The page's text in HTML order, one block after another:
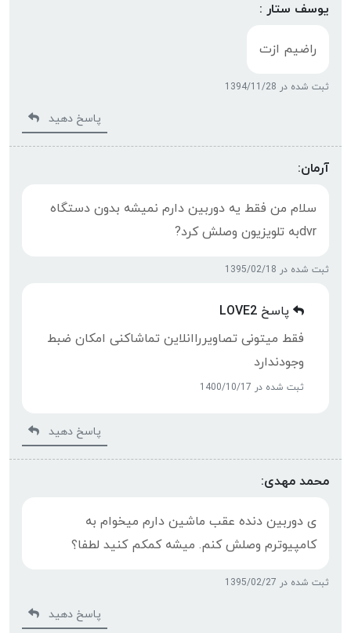
یوسف ستار :
راضیم ازت
ثبت شده در 1394/11/28
پاسخ دهید
آرمان:
سلام من فقط یه دوربین دارم نمیشه بدون دستگاه
dvrبه تلویزیون وصلش کرد?
ثبت شده در 1395/02/18
پاسخ LOVE2
فقط میتونی تصاویرراانلاین تماشاکنی امکان ضبط
وجودندارد
ثبت شده در 1400/10/17
پاسخ دهید
محمد مهدی:
ی دوربین دنده عقب ماشین دارم میخوام به
کامپیوترم وصلش کنم. میشه کمکم کنید لطفا؟
ثبت شده در 1395/02/27
پاسخ دهید